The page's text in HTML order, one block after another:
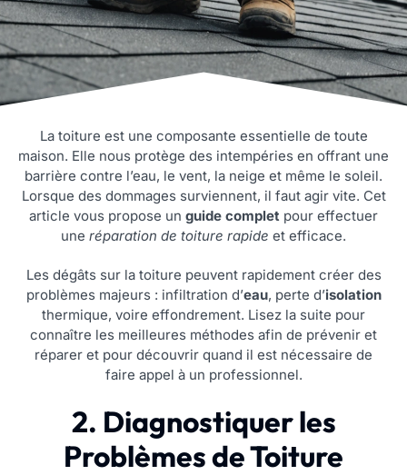
La toiture est une composante essentielle de toute
maison. Elle nous protège des intempéries en offrant une
barrière contre l’eau, le vent, la neige et même le soleil.
Lorsque des dommages surviennent, il faut agir vite. Cet
article vous propose un guide complet pour effectuer
une réparation de toiture rapide et efficace.
Les dégâts sur la toiture peuvent rapidement créer des
problèmes majeurs : infiltration d’eau, perte d’isolation
thermique, voire effondrement. Lisez la suite pour
connaître les meilleures méthodes afin de prévenir et
réparer et pour découvrir quand il est nécessaire de
faire appel à un professionnel.
2. Diagnostiquer les
Problèmes de Toiture